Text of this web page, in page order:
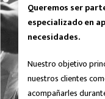
Queremos ser
especializado en
necesidades.
Nuestro objetivo
nuestros clientes
acompañarles